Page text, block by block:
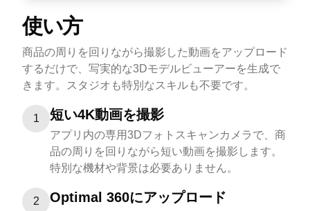
使い方
商品の周りを回りながら撮影した動画をアップロード
するだけで、写実的な3Dモデルビューアーを生成で
きます。スタジオも特別なスキルも不要です。
1 短い4K動画を撮影
アプリ内の専用3Dフォトスキャンカメラで、商
品の周りを回りながら短い動画を撮影します。
特別な機材や背景は必要ありません。
2 Optimal 360にアップロード